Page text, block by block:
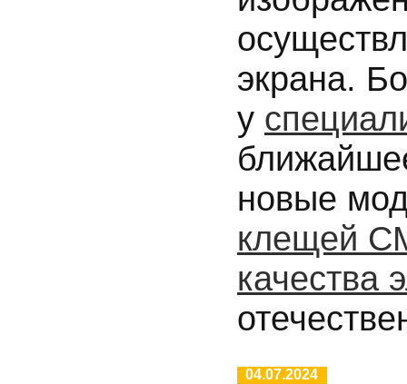
экрана.
у
новые
клещей
качества
04.07.2024